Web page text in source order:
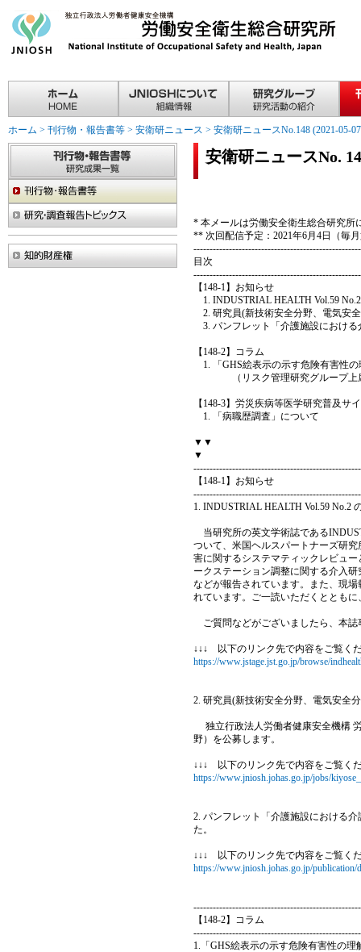
ホーム > 刊行物・報告書等 > 安衛研ニュース > 安衛研ニュースNo.148 (2021-05-
安衛研ニュースNo.
* 本メールは労働安全衛生総合研究所
** 次回配信予定：2021年6月4日（毎
目次
【148-1】お知らせ
INDUSTRIAL HEALTH Vol.59
研究員(新技術安全分野、電気安
パンフレット「介護施設におけ
【148-2】コラム
「GHS絵表示の示す危険有害性
（リスク管理研究グループ
【148-3】労災疾病等医学研究普及サ
「病職歴調査」について
▼▼
▼
【148-1】お知らせ
1. INDUSTRIAL HEALTH Vol.59 No.2
当研究所の英文学術誌である
ついて、米国ヘルスパートナーズ研
害に関するシステマティックレビュ
ークステーション調整に関する介入
などが報告されています。また、現
れています。ご一読いただくととも
ご質問などがございましたら、本
↓↓↓ 以下のリンク先で内容をご覧く
https://www.jstage.jst.go.jp/browse/
2. 研究員(新技術安全分野、電気安全
独立行政法人労働者健康安全機構
野）を公募します。
↓↓↓ 以下のリンク先で内容をご覧く
https://www.jniosh.johas.go.jp/jobs/
2. パンフレット「介護施設における
た。
↓↓↓ 以下のリンク先で内容をご覧く
https://www.jniosh.johas.go.jp/
【148-2】コラム
1.「GHS絵表示の示す危険有害性の理